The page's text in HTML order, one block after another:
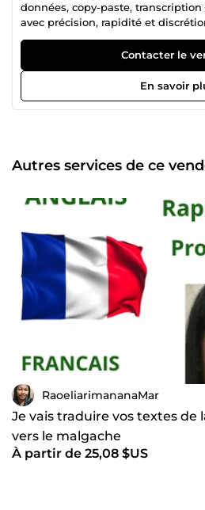
données, copy-paste,
avec précision, rapidité et
traitement de fichiers Excel, Word,
administratives simples, je peux
organiser, les reformater ou les
J’assure également la traduction
un style naturel, clair et fidèle au
Contacter le
En savoir
Autres services de ce
RaoeliarimananaMar
Je vais traduire vos textes de
vers le malgache
À partir de 25,08 $US